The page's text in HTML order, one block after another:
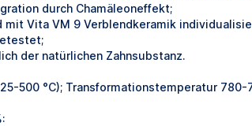
durch Chamäleoneffekt;
mit Vita VM 9 Verblendkeramik
der natürlichen Zahnsubstanz.
(25-500 °C); Transformationstemperatur